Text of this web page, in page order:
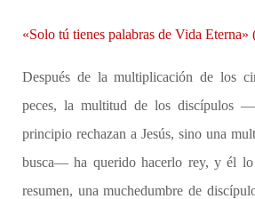
«Solo tú tienes palabras de Vida Eterna»
Después de la multiplicación de los
peces, la multitud de los discípulos
principio rechazan a Jesús, sino una
busca— ha querido hacerlo rey, y él lo
resumen, una muchedumbre de